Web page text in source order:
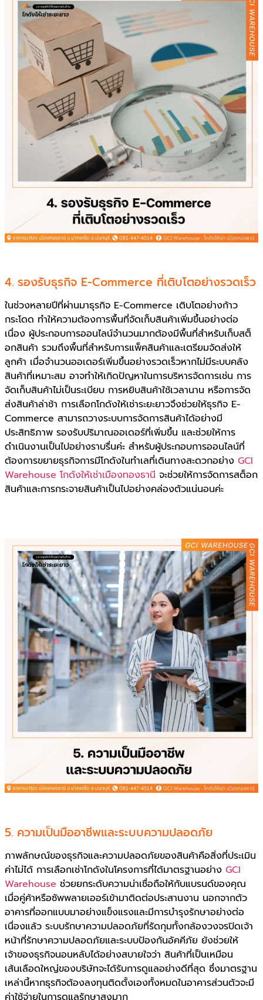
4. รองรับธุรกิจ E-Commerce ที่เติบโตอย่างรวดเร็ว
ในช่วงหลายปีที่ผ่านมาธุรกิจ E-Commerce เติบโตอย่างก้าว
กระโดด ทำให้ความต้องการพื้นที่จัดเก็บสินค้าเพิ่มขึ้นอย่างต่อ
เนื่อง ผู้ประกอบการออนไลน์จำนวนมากต้องมีพื้นที่สำหรับเก็บสต็
อกสินค้า รวมถึงพื้นที่สำหรับการแพ็คสินค้าและเตรียมจัดส่งให้
ลูกค้า เมื่อจำนวนออเดอร์เพิ่มขึ้นอย่างรวดเร็วหากไม่มีระบบคลัง
สินค้าที่เหมาะสม อาจทำให้เกิดปัญหาในการบริหารจัดการเช่น การ
จัดเก็บสินค้าไม่เป็นระเบียบ การหยิบสินค้าใช้เวลานาน หรือการจัด
ส่งสินค้าล่าช้า การเลือกโกดังให้เช่าระยะยาวจึงช่วยให้ธุรกิจ E-
Commerce สามารถวางระบบการจัดการสินค้าได้อย่างมี
ประสิทธิภาพ รองรับปริมาณออเดอร์ที่เพิ่มขึ้น และช่วยให้การ
ดำเนินงานเป็นไปอย่างราบรื่นค่ะ สำหรับผู้ประกอบการออนไลน์ที่
ต้องการขยายธุรกิจการมีโกดังในทำเลที่เดินทางสะดวกอย่าง GCI
Warehouse โกดังให้เช่าเมืองทองธานี จะช่วยให้การจัดการสต็อก
สินค้าและการกระจายสินค้าเป็นไปอย่างคล่องตัวแน่นอนค่ะ
5. ความเป็นมืออาชีพและระบบความปลอดภัย
ภาพลักษณ์ของธุรกิจและความปลอดภัยของสินค้าคือสิ่งที่ประเมิน
ค่าไม่ได้ การเลือกเช่าโกดังในโครงการที่ได้มาตรฐานอย่าง GCI
Warehouse ช่วยยกระดับความน่าเชื่อถือให้กับแบรนด์ของคุณ
เมื่อคู่ค้าหรือซัพพลายเออร์เข้ามาติดต่อประสานงาน นอกจากตัว
อาคารที่ออกแบบมาอย่างแข็งแรงและมีการบำรุงรักษาอย่างต่อ
เนื่องแล้ว ระบบรักษาความปลอดภัยที่รัดกุมทั้งกล้องวงจรปิดเจ้า
หน้าที่รักษาความปลอดภัยและระบบป้องกันอัคคีภัย ยังช่วยให้
เจ้าของธุรกิจนอนหลับได้อย่างสบายใจว่า สินค้าที่เป็นเหมือน
เส้นเลือดใหญ่ของบริษัทจะได้รับการดูแลอย่างดีที่สุด ซึ่งมาตรฐาน
เหล่านี้หากธุรกิจต้องลงทุนติดตั้งเองทั้งหมดในอาคารส่วนตัวจะมี
ค่าใช้จ่ายในการดูแลรักษาสูงมาก